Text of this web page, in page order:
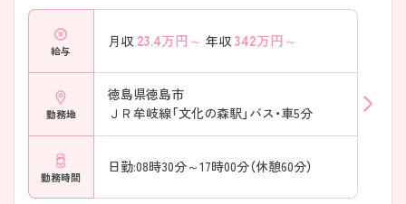
給与
月収 23.4万円～ 年収 342万円～
勤務地
徳島県徳島市
ＪＲ牟岐線「文化の森駅」バス・車5分
勤務時間
日勤:08時30分～17時00分（休憩60分）